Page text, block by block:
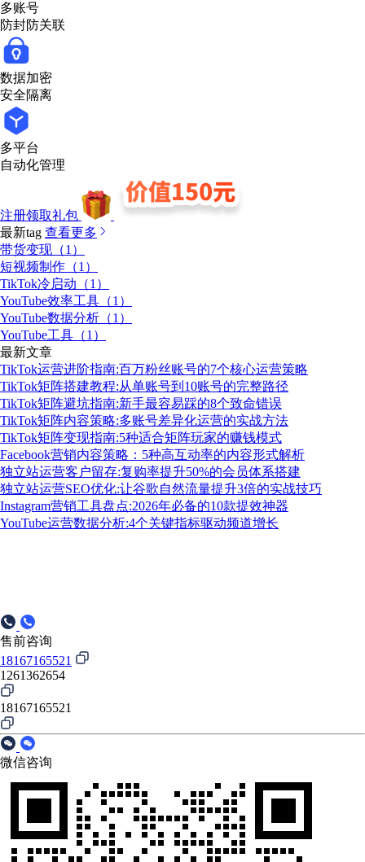
多账号
防封防关联
数据加密
安全隔离
多平台
自动化管理
注册领取礼包
最新tag 查看更多
带货变现（1）
短视频制作（1）
TikTok冷启动（1）
YouTube效率工具（1）
YouTube数据分析（1）
YouTube工具（1）
最新文章
TikTok运营进阶指南:百万粉丝账号的7个核心运营策略
TikTok矩阵搭建教程:从单账号到10账号的完整路径
TikTok矩阵避坑指南:新手最容易踩的8个致命错误
TikTok矩阵内容策略:多账号差异化运营的实战方法
TikTok矩阵变现指南:5种适合矩阵玩家的赚钱模式
Facebook营销内容策略：5种高互动率的内容形式解析
独立站运营客户留存:复购率提升50%的会员体系搭建
独立站运营SEO优化:让谷歌自然流量提升3倍的实战技巧
Instagram营销工具盘点:2026年必备的10款提效神器
YouTube运营数据分析:4个关键指标驱动频道增长
售前咨询
18167165521
1261362654
18167165521
微信咨询